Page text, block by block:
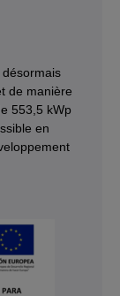
désormais
de manière
553,5 kWp
en